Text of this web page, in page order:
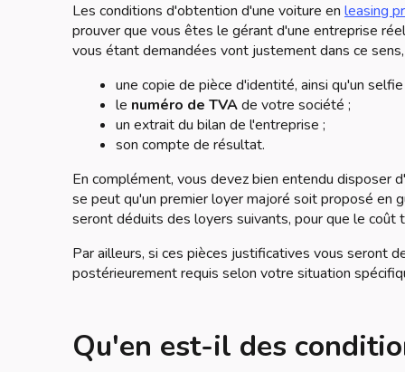
Les conditions d'obtention d'une voiture en leasing
prouver que vous êtes le gérant d'une entreprise
vous étant demandées vont justement dans ce
une copie de pièce d'identité, ainsi qu'un
le numéro de TVAde votre société ;
un extrait du bilan de l'entreprise ;
son compte de résultat.
En complément, vous devez bien entendu disposer
se peut qu'un premier loyer majoré soit proposé en
seront déduits des loyers suivants, pour que le
Par ailleurs, si ces pièces justificatives vous seront
postérieurement requis selon votre situation
Qu'en est-il des